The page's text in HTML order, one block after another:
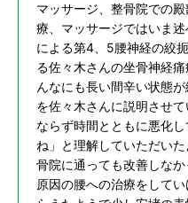
マッサージ、整骨院での
療、マッサージではいま
による第4、5腰神経の絞
る佐々木さんの坐骨神経
んなにも長い間辛い状態
を佐々木さんに説明させ
ならず時間とともに悪化
ね」と理解していただい
骨院に通っても改善しな
原因の腰への治療をして